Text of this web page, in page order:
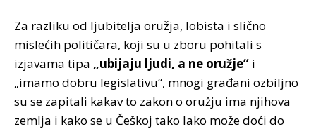
Za razliku od ljubitelja oružja, lobista i slično
mislećih političara, koji su u zboru pohitali s
izjavama tipa „ubijaju ljudi, a ne oružje“ i
„imamo dobru legislativu“, mnogi građani ozbiljno
su se zapitali kakav to zakon o oružju ima njihova
zemlja i kako se u Češkoj tako lako može doći do